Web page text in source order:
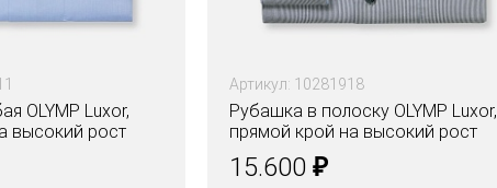
OLYMP Luxor,
высокий рост
Артикул: 10281918
Рубашка в полоску OLYMP Luxor,
прямой крой на высокий рост
15.600 ₽